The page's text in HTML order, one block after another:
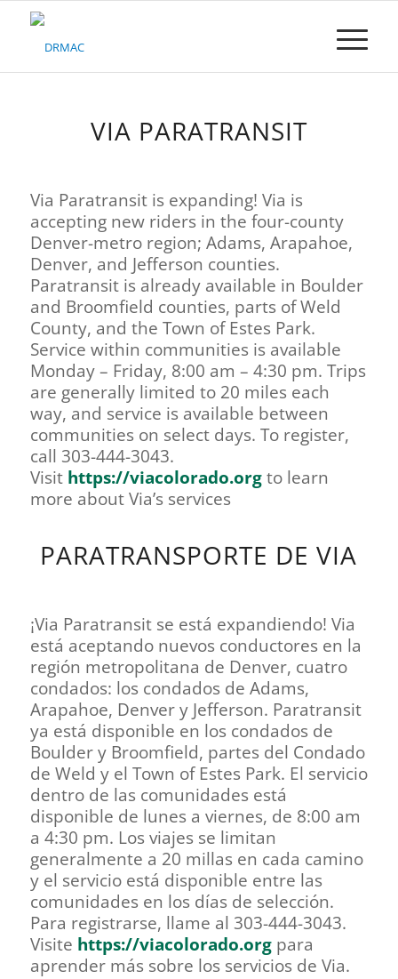
Please
VIA PARATRANSIT
Via Paratransit is expanding! Via is
accepting new riders in the four-county
Denver-metro region; Adams, Arapahoe,
Denver, and Jefferson counties.
Paratransit is already available in Boulder
and Broomfield counties, parts of Weld
County, and the Town of Estes Park.
Service within communities is available
Monday – Friday, 8:00 am – 4:30 pm. Trips
are generally limited to 20 miles each
way, and service is available between
communities on select days. To register,
call 303-444-3043.
Visit https://viacolorado.orgto learn
more about Via’s services
PARATRANSPORTE DE VIA
¡Via Paratransit se está expandiendo! Via
está aceptando nuevos conductores en la
región metropolitana de Denver, cuatro
condados: los condados de Adams,
Arapahoe, Denver y Jefferson. Paratransit
ya está disponible en los condados de
Boulder y Broomfield, partes del Condado
de Weld y el Town of Estes Park. El servicio
dentro de las comunidades está
disponible de lunes a viernes, de 8:00 am
a 4:30 pm. Los viajes se limitan
generalmente a 20 millas en cada camino
y el servicio está disponible entre las
comunidades en los días de selección.
Para registrarse, llame al 303-444-3043.
Visite https://viacolorado.orgpara
aprender más sobre los servicios de Via.